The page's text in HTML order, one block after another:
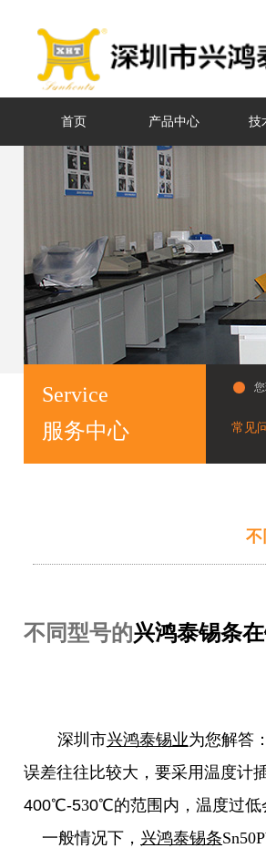
首页 产品中心 技
服务中心
Service
常见
不
不同型号的兴鸿泰锡条
深圳市兴鸿泰锡业为您解答
误差往往比较大，要采用温度计
400℃-530℃的范围内，温度过低
一般情况下， 兴鸿泰锡条